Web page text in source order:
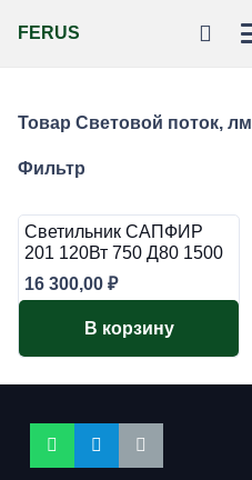
FERUS
Товар Световой поток, лм
Фильтр
Светильник САПФИР
201 120Вт 750 Д80 1500
16 300,00 ₽
В корзину